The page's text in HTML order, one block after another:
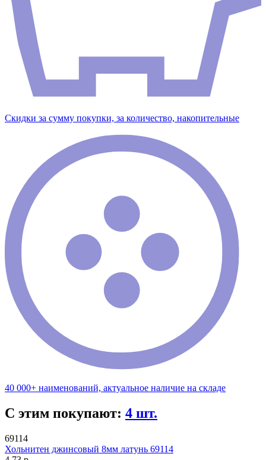
Скидки за сумму покупки, за количество, накопительные
40 000+ наименований, актуальное наличие на складе
С этим покупают: 4 шт.
69114
Хольнитен джинсовый 8мм латунь 69114